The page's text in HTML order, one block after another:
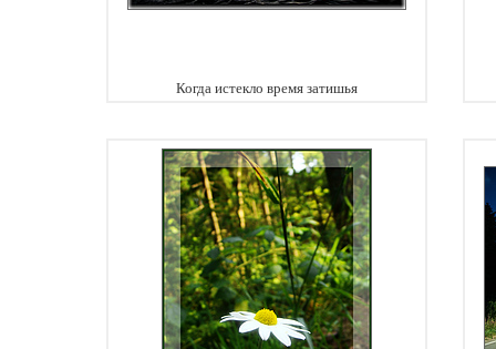
Когда истекло время затишья